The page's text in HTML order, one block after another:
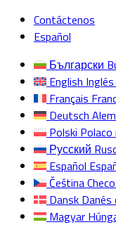
Contáctenos
Español
Български
English Inglés
Français
Deutsch
Polski Polaco
Русский
Español
ČeštinaCheco
Dansk Danés
Magyar